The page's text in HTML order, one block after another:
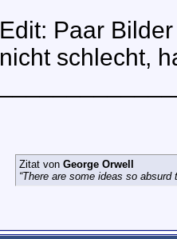
Edit: Paar
nicht schlecht,
Zitat von George Orwell
“There are some ideas so